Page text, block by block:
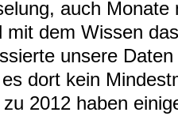
auch Monate
mit dem Wissen
unsere
dort kein
2012 haben